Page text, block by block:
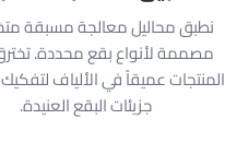
نطبق محاليل معالجة مسبقة
مصممة لأنواع بقع محددة.
المنتجات عميقاً في الألياف
جزيئات البقع العنيدة.